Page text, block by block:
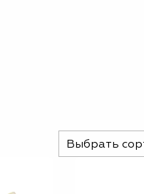
Выбрать